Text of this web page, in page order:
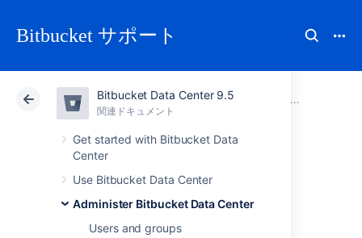
Bitbucket サポート
Bitbucket Data Center 9.5
関連ドキュメント
Get started with Bitbucket Data
Center
Use Bitbucket Data Center
Administer Bitbucket Data Center
Users and groups
アトラシアン サポート Bitbucket 9.5関連ドキュメント
クラウド Data Center 9.5
Add a shortcut link
to a repository